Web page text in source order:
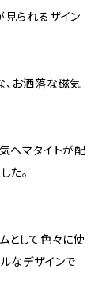
見られるザイン
、お洒落な磁気
ヘマタイトが配
た。
として色々に使
なデザインで